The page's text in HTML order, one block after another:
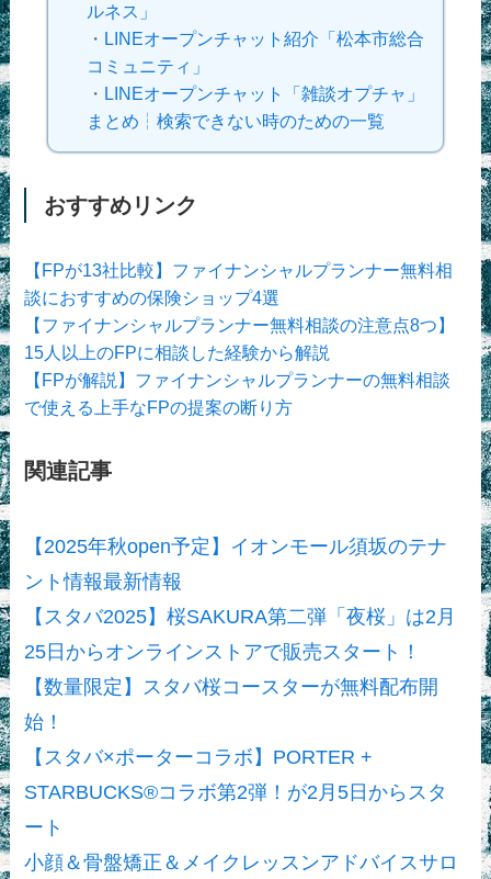
ルネス」
・ LINEオープンチャット紹介「松本市総合
コミュニティ」
・ LINEオープンチャット「雑談オプチャ」
まとめ┆検索できない時のための一覧
おすすめリンク
【FPが13社比較】ファイナンシャルプランナー無料相
談におすすめの保険ショップ4選
【ファイナンシャルプランナー無料相談の注意点8つ】
15人以上のFPに相談した経験から解説
【FPが解説】ファイナンシャルプランナーの無料相談
で使える上手なFPの提案の断り方
関連記事
【2025年秋open予定】イオンモール須坂のテナ
ント情報最新情報
【スタバ2025】桜SAKURA第二弾「夜桜」は2月
25日からオンラインストアで販売スタート！
【数量限定】スタバ桜コースターが無料配布開
始！
【スタバ×ポーターコラボ】PORTER +
STARBUCKS®コラボ第2弾！が2月5日からスタ
ート
小顔＆骨盤矯正＆メイクレッスンアドバイスサロ